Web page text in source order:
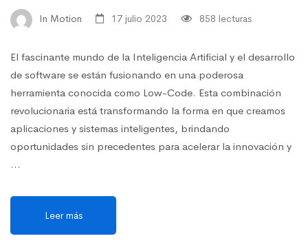
In Motion 17 julio 2023 858 lecturas
El fascinante mundo de la Inteligencia Artificial y el desarrollo
de software se están fusionando en una poderosa
herramienta conocida como Low-Code. Esta combinación
revolucionaria está transformando la forma en que creamos
aplicaciones y sistemas inteligentes, brindando
oportunidades sin precedentes para acelerar la innovación y
…
Leer más